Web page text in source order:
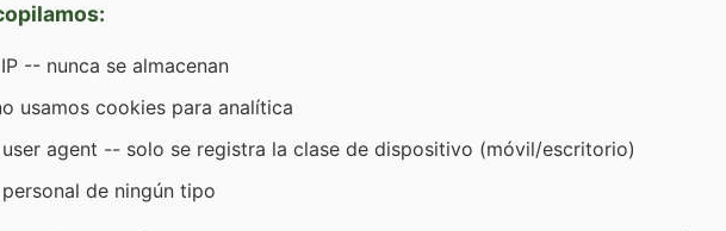
-- nunca se almacenan
usamos cookies para analítica
user agent -- solo se registra la clase de dispositivo (móvil/escritorio)
de ningún tipo